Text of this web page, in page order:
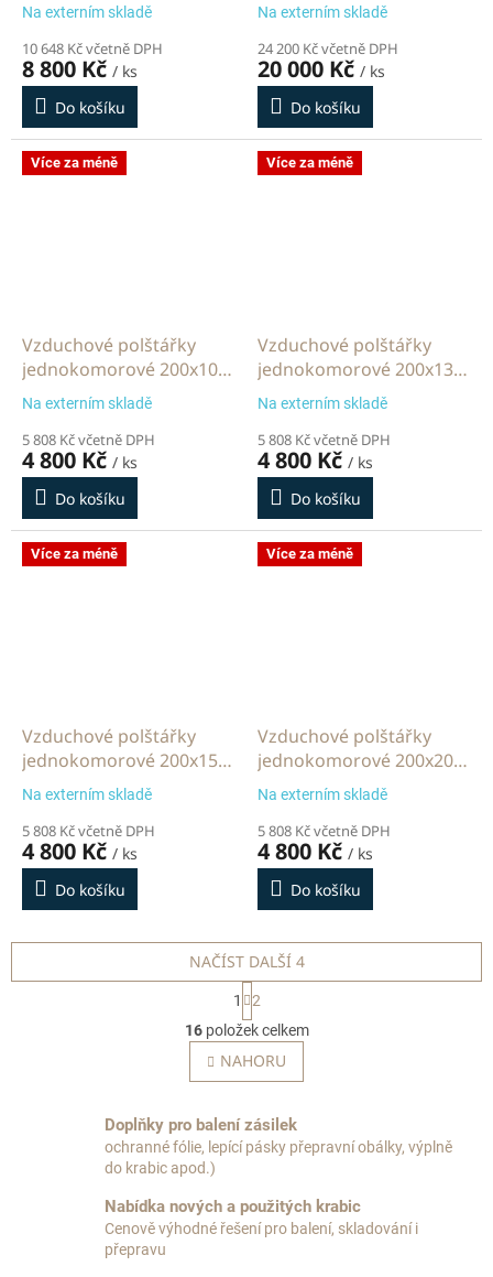
Na externím skladě
10 648 Kč včetně DPH
8 800 Kč / ks
Do košíku
Na externím skladě
24 200 Kč včetně DPH
20 000 Kč / ks
Do košíku
Více za méně
Vzduchové polštářky
jednokomorové 200x100
mm 2000 m
Na externím skladě
5 808 Kč včetně DPH
4 800 Kč / ks
Do košíku
Více za méně
Vzduchové polštářky
jednokomorové 200x130
mm 2000 m
Na externím skladě
5 808 Kč včetně DPH
4 800 Kč / ks
Do košíku
Více za méně
Vzduchové polštářky
jednokomorové 200x150
mm 2000 m
Na externím skladě
5 808 Kč včetně DPH
4 800 Kč / ks
Do košíku
Více za méně
Vzduchové polštářky
jednokomorové 200x200
mm 2000 m
Na externím skladě
5 808 Kč včetně DPH
4 800 Kč / ks
Do košíku
O
v
l
á
a
c
r
v
NAČÍST DALŠÍ 4
S
t
r
á
n
k
v
á
n
1
2
16položek celkem
NAHORU
Doplňky pro balení zásilek
ochranné fólie, lepící pásky přepravní obálky, výplně
do krabic apod.)
Nabídka nových a použitých krabic
Cenově výhodné řešení pro balení, skladování i
přepravu